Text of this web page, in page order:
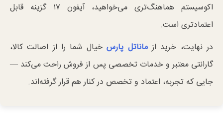
اکوسیستم هماهنگ‌تری می‌خواهید، آیفون ۱۷ گزینه قابل
اعتماد‌تری است.
در نهایت، خرید ازماناتل پارسخیال شما را از اصالت کالا،
گارانتی معتبر و خدمات تخصصی پس از فروش راحت می‌کند —
جایی که تجربه، اعتماد و تخصص در کنار هم قرار گرفته‌اند.